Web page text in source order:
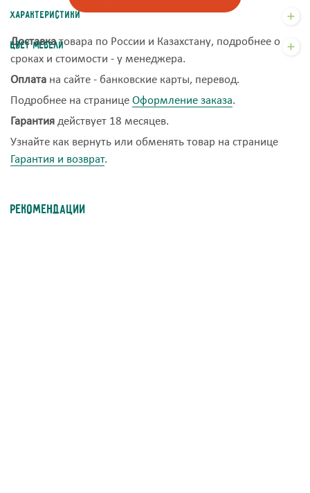
Доставкатовара по России и Казахстану, подробнее о
сроках и стоимости - у менеджера.
Оплата на сайте - банковские карты, перевод.
Подробнее на странице Оформление заказа.
Гарантия действует 18 месяцев.
Узнайте как вернуть или обменять товар на странице
Гарантия и возврат.
Характеристики
Цвет мебели
Рекомендации